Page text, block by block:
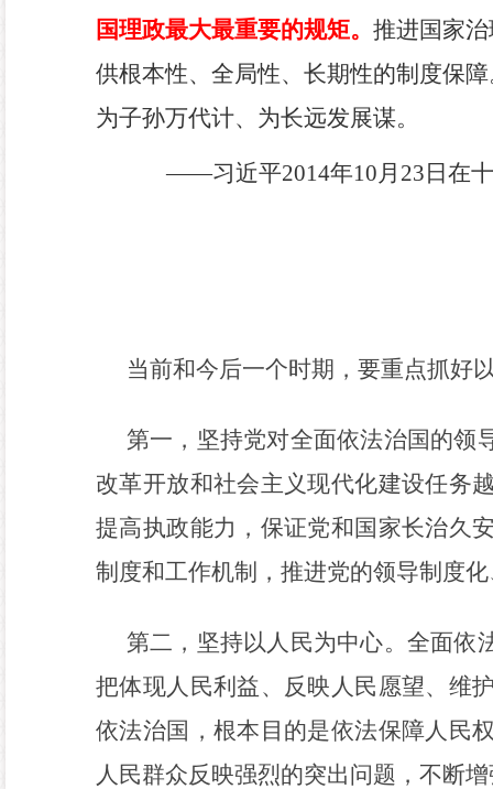
国理政最大最重要的规矩。 推进国家
供根本性、全局性、长期性的制度保
为子孙万代计、为长远发展谋。
——习近平2014年10月 23 日在
当前和今后一个时期，要重点抓好
第一，坚持党对全面依法治国的领
改革开放和社会主义现代化建设任务
提高执政能力，保证党和国家长治久
制度和工作机制，推进党的领导制度
第二，坚持以人民为中心。全面依
把体现人民利益、反映人民愿望、维
依法治国，根本目的是依法保障人民
人民群众反映强烈的突出问题，不断